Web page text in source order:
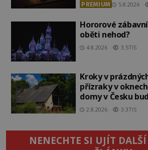
PREMIUM 5.8.2026
Hororové
oběti nehod?
4.8.2026 3.5TIS
Kroky v
přízraky v
domy v Česku
2.8.2026 3.3TIS
NENECHTE SI UJÍT